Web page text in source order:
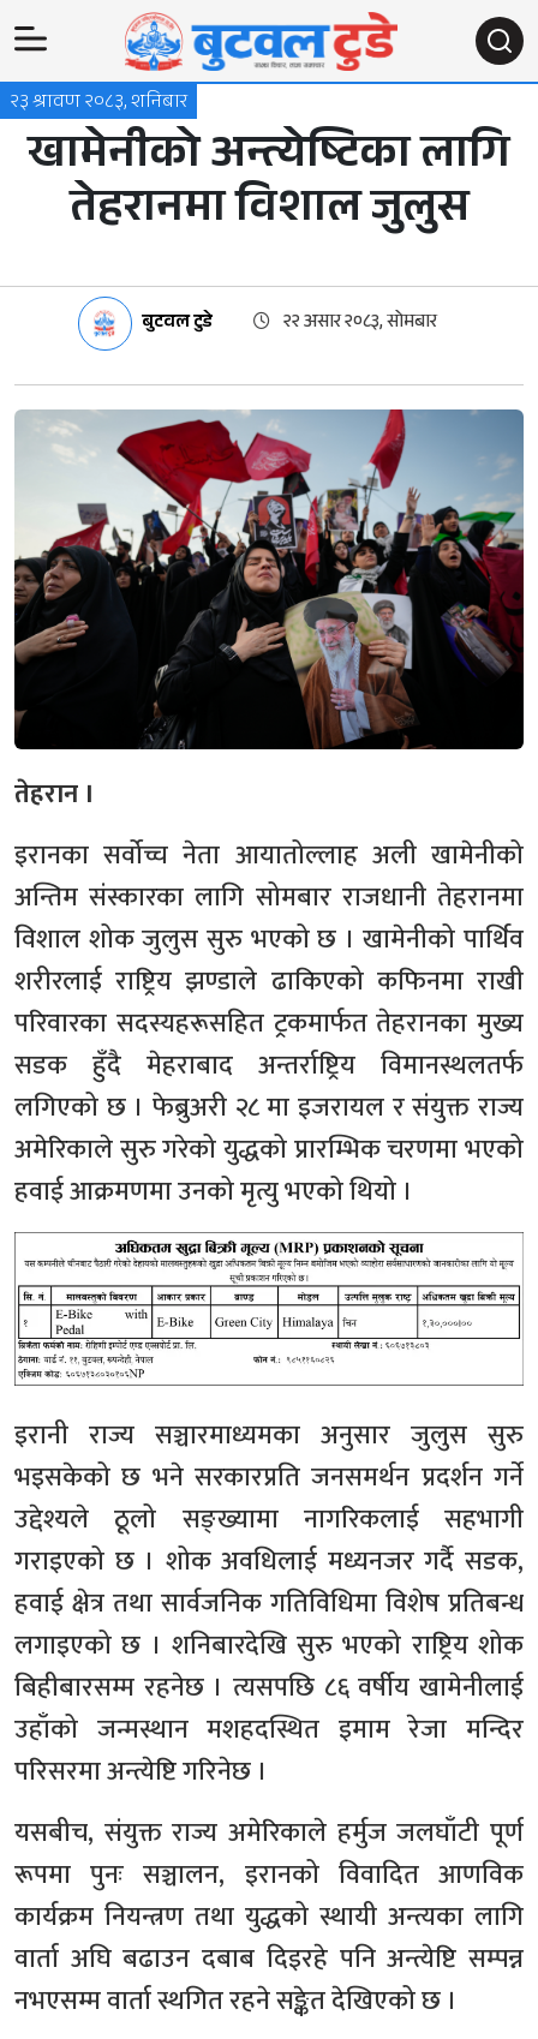
२३ श्रावण २०८३, शनिबार
खामेनीको अन्त्येष्टिका लागि
तेहरानमा विशाल जुलुस
बुटवल टुडे २२ असार २०८३, सोमबार
तेहरान ।
इरानका सर्वोच्च नेता आयातोल्लाह अली खामेनीको
अन्तिम संस्कारका लागि सोमबार राजधानी तेहरानमा
विशाल शोक जुलुस सुरु भएको छ । खामेनीको पार्थिव
शरीरलाई राष्ट्रिय झण्डाले ढाकिएको कफिनमा राखी
परिवारका सदस्यहरूसहित ट्रकमार्फत तेहरानका मुख्य
सडक हुँदै मेहराबाद अन्तर्राष्ट्रिय विमानस्थलतर्फ
लगिएको छ । फेब्रुअरी २८ मा इजरायल र संयुक्त राज्य
अमेरिकाले सुरु गरेको युद्धको प्रारम्भिक चरणमा भएको
हवाई आक्रमणमा उनको मृत्यु भएको थियो ।
इरानी राज्य सञ्चारमाध्यमका अनुसार जुलुस सुरु
भइसकेको छ भने सरकारप्रति जनसमर्थन प्रदर्शन गर्ने
उद्देश्यले ठूलो सङ्ख्यामा नागरिकलाई सहभागी
गराइएको छ । शोक अवधिलाई मध्यनजर गर्दै सडक,
हवाई क्षेत्र तथा सार्वजनिक गतिविधिमा विशेष प्रतिबन्ध
लगाइएको छ । शनिबारदेखि सुरु भएको राष्ट्रिय शोक
बिहीबारसम्म रहनेछ । त्यसपछि ८६ वर्षीय खामेनीलाई
उहाँको जन्मस्थान मशहदस्थित इमाम रेजा मन्दिर
परिसरमा अन्त्येष्टि गरिनेछ ।
यसबीच, संयुक्त राज्य अमेरिकाले हर्मुज जलघाँटी पूर्ण
रूपमा पुनः सञ्चालन, इरानको विवादित आणविक
कार्यक्रम नियन्त्रण तथा युद्धको स्थायी अन्त्यका लागि
वार्ता अघि बढाउन दबाब दिइरहे पनि अन्त्येष्टि सम्पन्न
नभएसम्म वार्ता स्थगित रहने सङ्केत देखिएको छ ।